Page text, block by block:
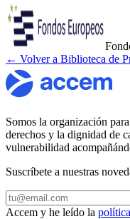
← Volver a Biblioteca de
Somos la organización
derechos y la dignidad de
vulnerabilidad
Suscríbete a nuestras
Accem y he leído la